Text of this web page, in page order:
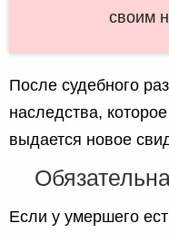
своим
После судебного
наследства,
выдается новое
Если у умершего